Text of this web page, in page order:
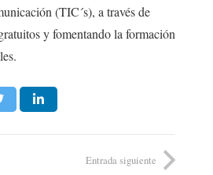
(TIC´s), a través de
y fomentando la formación
Entrada siguiente